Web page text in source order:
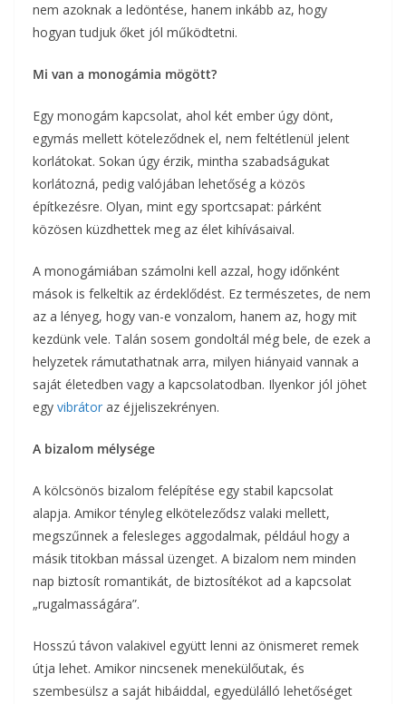
nem azoknak a ledöntése, hanem inkább az, hogy
hogyan tudjuk őket jól működtetni.
Mi van a monogámia mögött?
Egy monogám kapcsolat, ahol két ember úgy dönt,
egymás mellett köteleződnek el, nem feltétlenül jelent
korlátokat. Sokan úgy érzik, mintha szabadságukat
korlátozná, pedig valójában lehetőség a közös
építkezésre. Olyan, mint egy sportcsapat: párként
közösen küzdhettek meg az élet kihívásaival.
A monogámiában számolni kell azzal, hogy időnként
mások is felkeltik az érdeklődést. Ez természetes, de nem
az a lényeg, hogy van-e vonzalom, hanem az, hogy mit
kezdünk vele. Talán sosem gondoltál még bele, de ezek a
helyzetek rámutathatnak arra, milyen hiányaid vannak a
saját életedben vagy a kapcsolatodban. Ilyenkor jól jöhet
egy vibrátor az éjjeliszekrényen.
A bizalom mélysége
A kölcsönös bizalom felépítése egy stabil kapcsolat
alapja. Amikor tényleg elköteleződsz valaki mellett,
megszűnnek a felesleges aggodalmak, például hogy a
másik titokban mással üzenget. A bizalom nem minden
nap biztosít romantikát, de biztosítékot ad a kapcsolat
„rugalmasságára”.
Hosszú távon valakivel együtt lenni az önismeret remek
útja lehet. Amikor nincsenek menekülőutak, és
szembesülsz a saját hibáiddal, egyedülálló lehetőséget